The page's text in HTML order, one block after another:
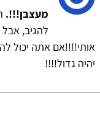
מעצבן!!!.
להגיב,
אותי!!!!אם אתה יכול
יהיה גדול!!!!